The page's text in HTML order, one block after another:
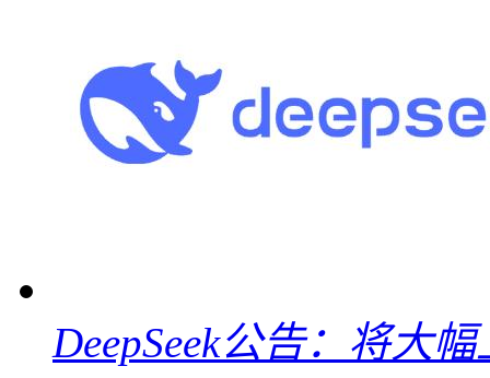
DeepSeek公告：将大